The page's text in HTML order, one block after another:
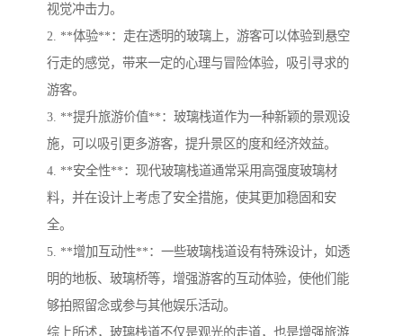
视觉冲击力。
2. **体验**：走在透明的玻璃上，游客可以体验到悬空
行走的感觉，带来一定的心理与冒险体验，吸引寻求的
游客。
3. **提升旅游价值**：玻璃栈道作为一种新颖的景观设
施，可以吸引更多游客，提升景区的度和经济效益。
4. **安全性**：现代玻璃栈道通常采用高强度玻璃材
料，并在设计上考虑了安全措施，使其更加稳固和安
全。
5. **增加互动性**：一些玻璃栈道设有特殊设计，如透
明的地板、玻璃桥等，增强游客的互动体验，使他们能
够拍照留念或参与其他娱乐活动。
综上所述，玻璃栈道不仅是观光的走道，也是增强旅游